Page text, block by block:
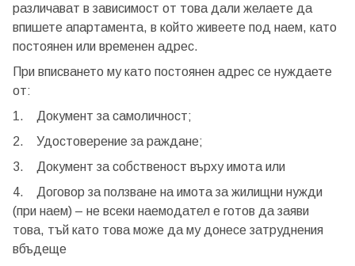
Добре дошъл!
Вход
Имейл Адрес
Парола
различават в зависимост от това дали желаете да
впишете апартамента, в който живеете под наем, като
постоянен или временен адрес.
При вписването му като постоянен адрес се нуждаете
от:
1. Документ за самоличност;
2. Удостоверение за раждане;
3. Документ за собственост върху имота или
4. Договор за ползване на имота за жилищни нужди
(при наем) – не всеки наемодател е готов да заяви
това, тъй като това може да му донесе затруднения
вбъдеще